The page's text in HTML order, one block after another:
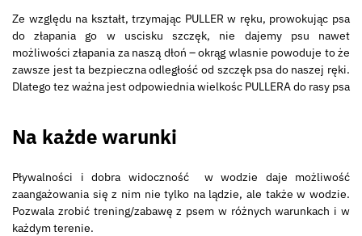
Ze względu na kształt, trzymając PULLER w ręku, prowokując psa
do złapania go w uscisku szczęk, nie dajemy psu nawet
możliwości złapania za naszą dłoń – okrąg wlasnie powoduje to że
zawsze jest ta bezpieczna odległość od szczęk psa do naszej ręki.
Dlatego tez ważna jest odpowiednia wielkośc PULLERA do rasy psa
Na każde warunki
Pływalności i dobra widoczność w wodzie daje możliwość
zaangażowania się z nim nie tylko na lądzie, ale także w wodzie.
Pozwala zrobić trening/zabawę z psem w różnych warunkach i w
każdym terenie.